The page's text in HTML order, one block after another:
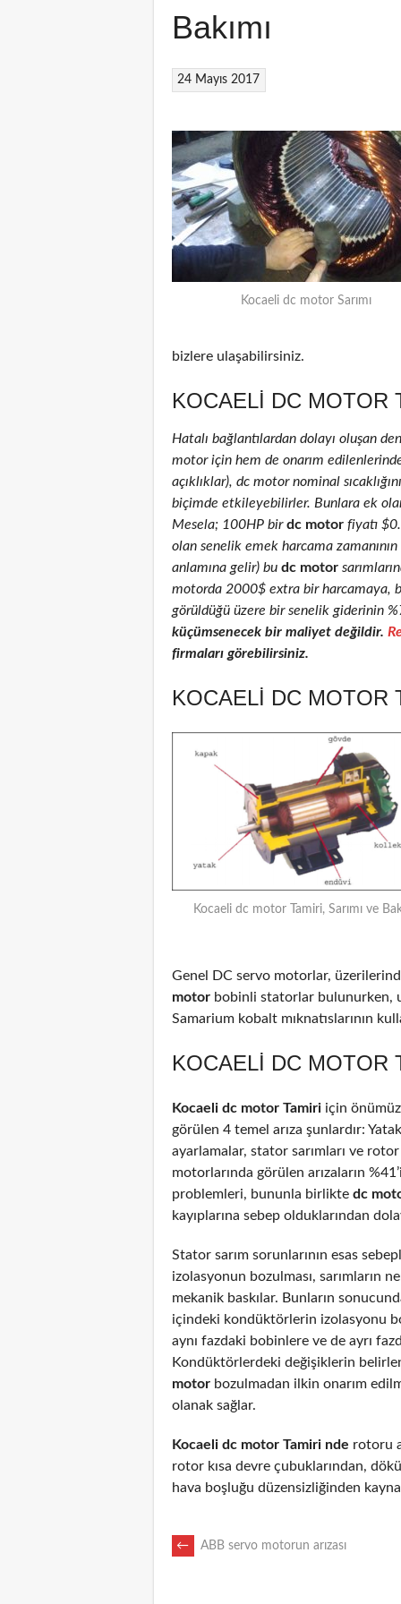
Bakımı
24 Mayıs 2017
Kocaeli dc motor Sarımı
bizlere ulaşabilirsiniz.
KOCAELI DC MOTOR
Hatalı bağlantılardan dolayı oluşan
motor için hem de onarım
açıklıklar), dc motor nominal
biçimde etkileyebilirler. Bunlara ek
Mesela; 100HP birdc motor fiyatı
olan senelik emek harcama
anlamına gelir) bu dc motor
motorda 2000$ extra bir harcamaya,
görüldüğü üzere bir senelik giderinin
küçümsenecek bir maliyet değildir.
firmaları görebilirsiniz.
KOCAELI DC MOTOR
Kocaeli dc motor Tamiri, Sarımı ve
Genel DC servo motorlar,
motor bobinli statorlar bulunurken,
Samarium kobalt mıknatıslarının
KOCAELI DC MOTOR
Kocaeli dc motor Tamiri için
görülen 4 temel arıza şunlardır:
ayarlamalar, stator sarımları ve
motorlarında görülen arızaların
problemleri, bununla birlikte dc
kayıplarına sebep olduklarından
Stator sarım sorunlarının esas
izolasyonun bozulması, sarımların
mekanik baskılar. Bunların
içindeki kondüktörlerin izolasyonu
aynı fazdaki bobinlere ve de ayrı
Kondüktörlerdeki değişiklerin
motor bozulmadan ilkin onarım
olanak sağlar.
Kocaeli dc motor Tamiri nde rotoru
rotor kısa devre çubuklarından,
hava boşluğu düzensizliğinden
POST
← ABB servo motorun arızası